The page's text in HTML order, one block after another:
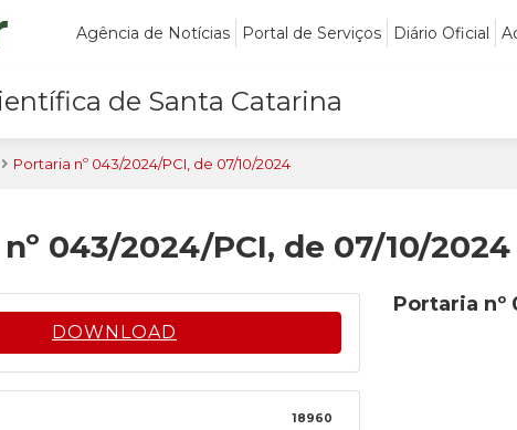
Agência de Notícias Portal de Serviços Diário Oficial
de Santa Catarina
Portaria nº 043/2024/PCI, de 07/10/2024
043/2024/PCI, de 07/10/2024
DOWNLOAD
18960
Portaria nº